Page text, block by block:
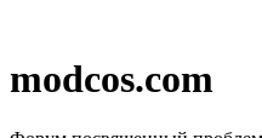
modcos.com